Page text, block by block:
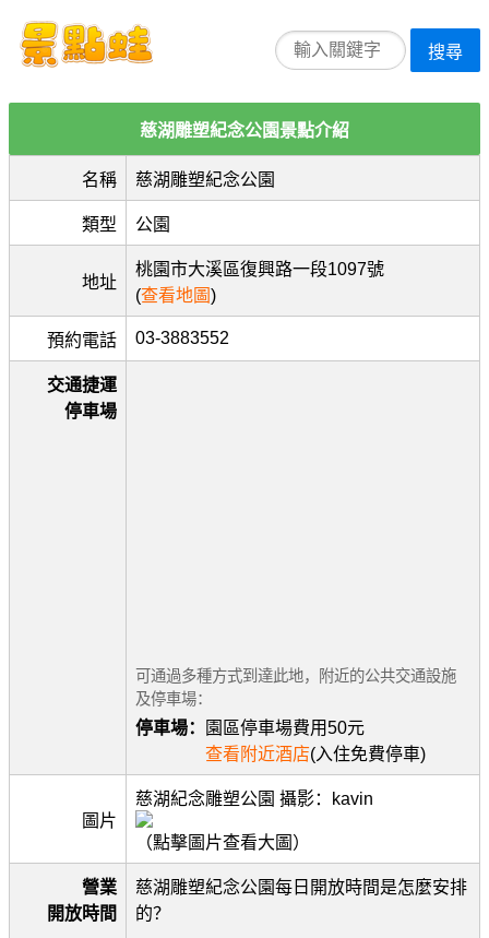
搜尋
慈湖雕塑紀念公園景點介紹
名稱 慈湖雕塑紀念公園
類型 公園
地址
桃園市大溪區復興路一段1097號
(查看地圖)
預約電話 03-3883552
交通捷運
停車場
可通過多種方式到達此地，附近的公共交通設施
及停車場：
停車場：
園區停車場費用50元
查看附近酒店(入住免費停車)
圖片
慈湖紀念雕塑公園 攝影：kavin
（點擊圖片查看大圖）
營業
開放時間
慈湖雕塑紀念公園每日開放時間是怎麼安排
的？